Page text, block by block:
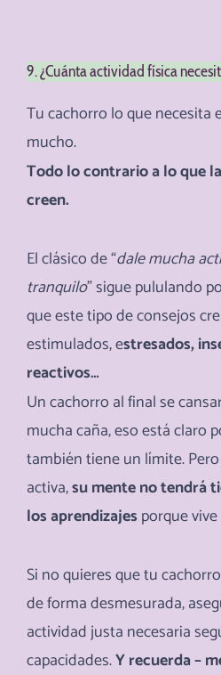
9. ¿Cuánta actividad física
Tu cachorro lo que necesita
mucho.
Todo lo contrario a lo que
creen.
El clásico de “dale mucha
tranquilo” sigue pululando
que este tipo de consejos
estimulados, estresados,
reactivos…
Un cachorro al final se
mucha caña, eso está claro
también tiene un límite.
activa,su mente no tendrá
los aprendizajes porque
Si no quieres que tu
de forma desmesurada,
actividad justa necesaria
capacidades.Y recuerda –